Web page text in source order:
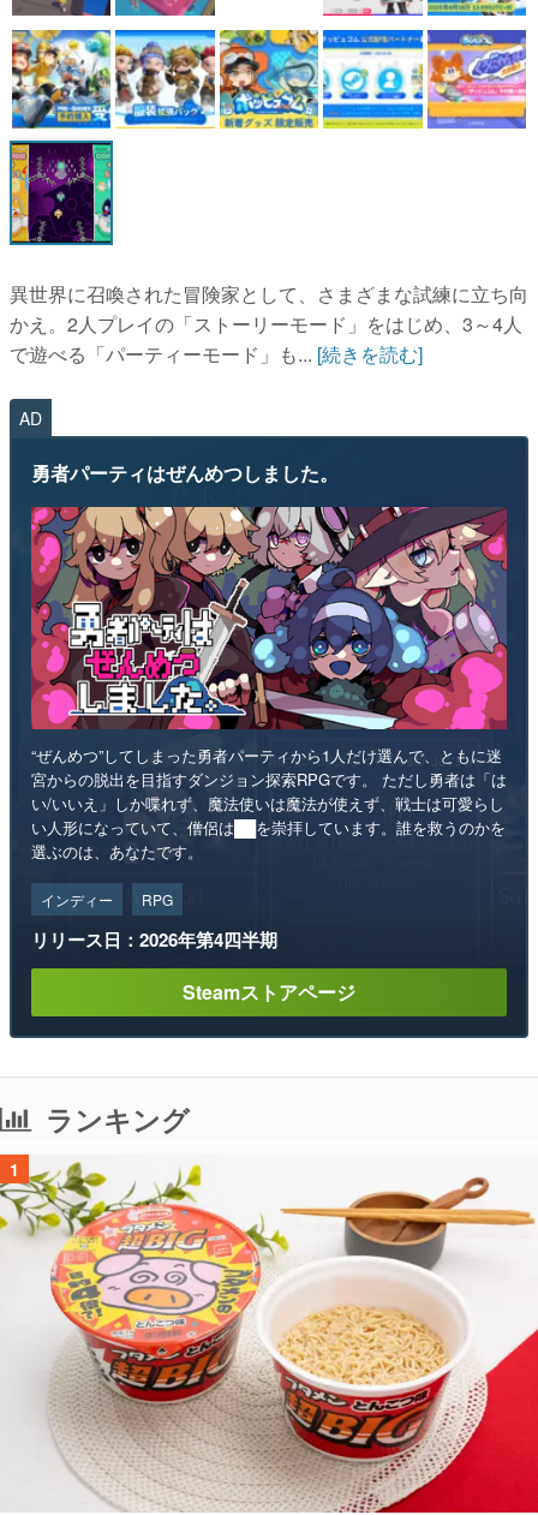
アプリレビュー
その他
電ファミニコゲーマーとは？
運営：株式会社マレ
異世界に召喚された冒険家として、さまざまな試練に立ち向
かえ。2人プレイの「ストーリーモード」をはじめ、3～4人
で遊べる「パーティーモード」も... [続きを読む]
AD
勇者パーティはぜんめつしました。
“ぜんめつ”してしまった勇者パーティから1人だけ選んで、ともに迷
宮からの脱出を目指すダンジョン探索RPGです。 ただし勇者は「は
い/いいえ」しか喋れず、魔法使いは魔法が使えず、戦士は可愛らし
い人形になっていて、僧侶は██を崇拝しています。誰を救うのかを
選ぶのは、あなたです。
インディー RPG
リリース日：2026年第4四半期
Steamストアページ
ランキング
1